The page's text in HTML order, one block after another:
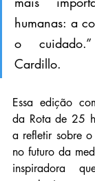
humanas: a
o
Cardillo.
Essa edição
da Rota de 25
a refletir sobre
no futuro da
inspiradora